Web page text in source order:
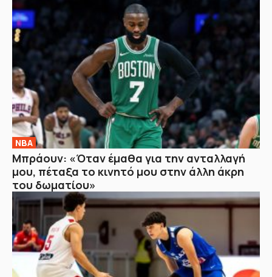
NBA
Μπράουν: «Όταν έμαθα για την ανταλλαγή
μου, πέταξα το κινητό μου στην άλλη άκρη
του δωματίου»